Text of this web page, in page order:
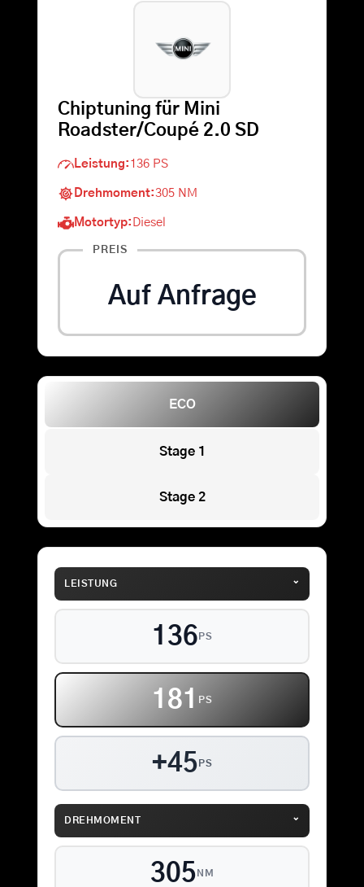
Warenkorb
Chiptuning für Mini
Roadster/Coupé 2.0 SD
Leistung: 136 PS
Drehmoment:305 NM
Motortyp: Diesel
PREIS
Auf Anfrage
ECO
Stage 1
Stage 2
LEISTUNG ⌄
136 PS
181 PS
+45 PS
DREHMOMENT ⌄
305 NM